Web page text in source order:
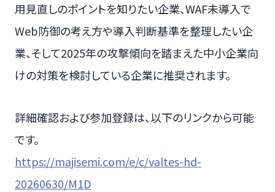
用見直しのポイントを知りたい企業、WAF未導入で
Web防御の考え方や導入判断基準を整理したい企
業、そして2025年の攻撃傾向を踏まえた中小企業向
けの対策を検討している企業に推奨されます。
詳細確認および参加登録は、以下のリンクから可能
です。
https://majisemi.com/e/c/valtes-hd-
20260630/M1D